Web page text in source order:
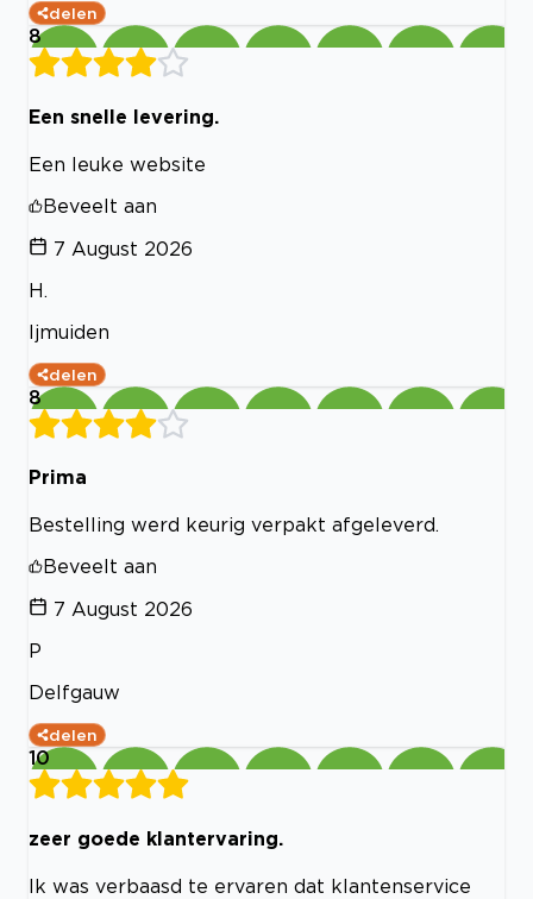
delen
8
Een snelle levering.
Een leuke website
Beveelt aan
7 August 2026
H.
Ijmuiden
delen
8
Prima
Bestelling werd keurig verpakt afgeleverd.
Beveelt aan
7 August 2026
P
Delfgauw
delen
10
zeer goede klantervaring.
Ik was verbaasd te ervaren dat klantenservice